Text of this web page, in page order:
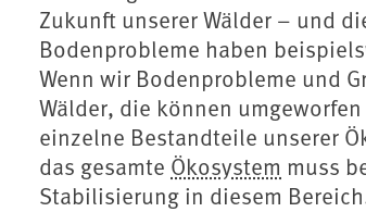
Zukunft unserer Wälder – und
Bodenprobleme haben
Wenn wir Bodenprobleme und
Wälder, die können
einzelne Bestandteile unserer
das gesamte Ökosystem muss
Stabilisierung in diesem